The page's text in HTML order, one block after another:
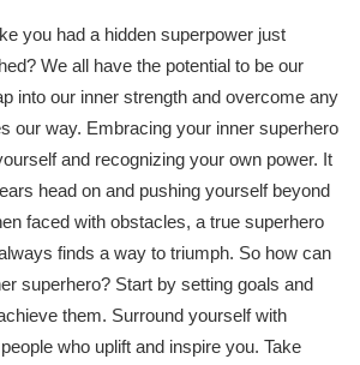
you had a hidden superpower just
We all have the potential to be our
into our inner strength and overcome any
our way. Embracing your inner superhero
and recognizing your own power. It
head on and pushing yourself beyond
faced with obstacles, a true superhero
finds a way to triumph. So how can
superhero? Start by setting goals and
them. Surround yourself with
who uplift and inspire you. Take